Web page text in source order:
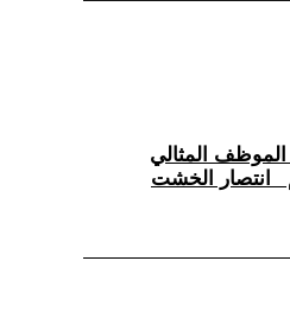
الموظف المثالي
_انتصار الخشت